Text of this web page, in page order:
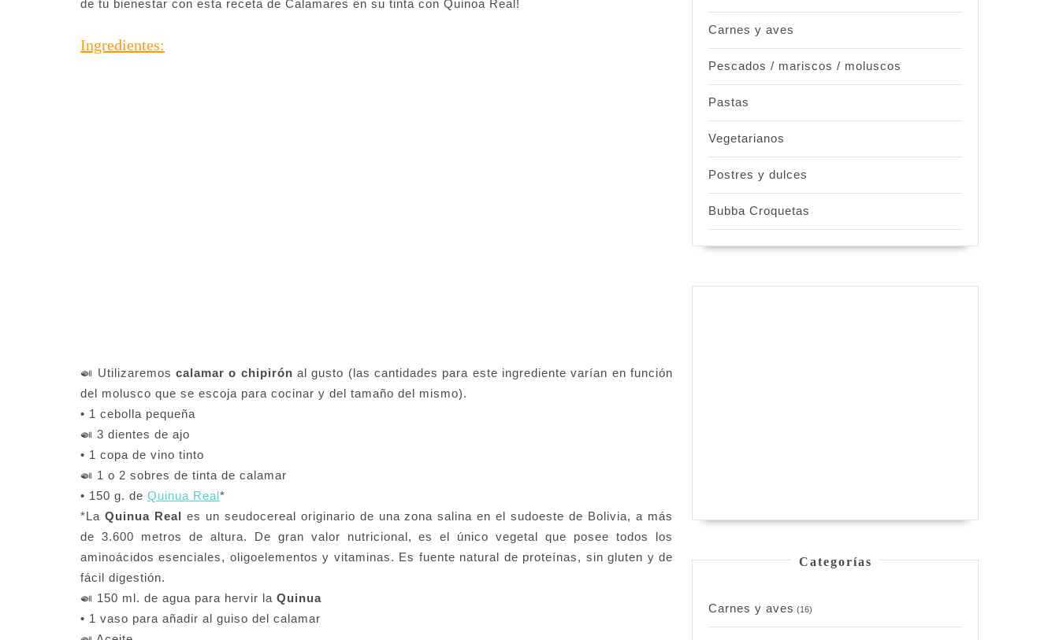
de tu bienestar con esta receta de Calamares en su tinta con Quinoa Real!
Ingredientes:
🍛 Utilizaremos calamar o chipirón al gusto (las cantidades para este ingrediente varían en función
del molusco que se escoja para cocinar y del tamaño del mismo).
• 1 cebolla pequeña
🍛 3 dientes de ajo
• 1 copa de vino tinto
🍛 1 o 2 sobres de tinta de calamar
• 150 g. de Quinua Real*
*La Quinua Real es un seudocereal originario de una zona salina en el sudoeste de Bolivia, a más
de 3.600 metros de altura. De gran valor nutricional, es el único vegetal que posee todos los
aminoácidos esenciales, oligoelementos y vitaminas. Es fuente natural de proteínas, sin gluten y de
fácil digestión.
🍛 150 ml. de agua para hervir la Quinua
• 1 vaso para añadir al guiso del calamar
Carnes y aves
Pescados / mariscos / moluscos
Pastas
Vegetarianos
Postres y dulces
Bubba Croquetas
Categorías
Carnes y aves (16)